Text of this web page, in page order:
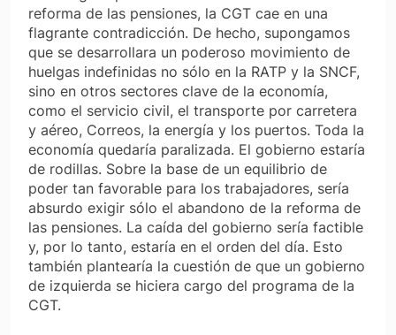
reforma de las pensiones, la CGT cae en una
flagrante contradicción. De hecho, supongamos
que se desarrollara un poderoso movimiento de
huelgas indefinidas no sólo en la RATP y la SNCF,
sino en otros sectores clave de la economía,
como el servicio civil, el transporte por carretera
y aéreo, Correos, la energía y los puertos. Toda la
economía quedaría paralizada. El gobierno estaría
de rodillas. Sobre la base de un equilibrio de
poder tan favorable para los trabajadores, sería
absurdo exigir sólo el abandono de la reforma de
las pensiones. La caída del gobierno sería factible
y, por lo tanto, estaría en el orden del día. Esto
también plantearía la cuestión de que un gobierno
de izquierda se hiciera cargo del programa de la
CGT.